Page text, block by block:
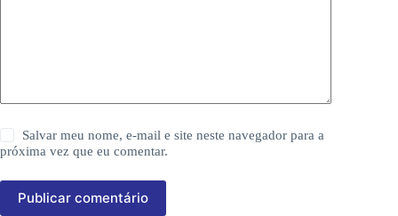
Salvar meu nome, e-mail e site neste navegador para a
próxima vez que eu comentar.
Publicar comentário